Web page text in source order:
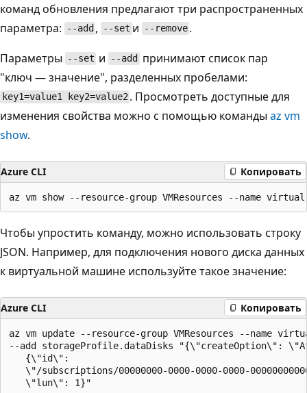
команд обновления предлагают три распространенных
параметра:
--add , --set и --remove .
Параметры
--set и --add принимают список пар
"ключ — значение", разделенных пробелами:
key1=value1 key2=value2 . Просмотреть доступные для
изменения свойства можно с помощью команды az vm
show.
Azure CLI Копировать
Чтобы упростить команду, можно использовать строку
JSON. Например, для подключения нового диска данных
к виртуальной машине используйте такое значение:
Azure CLI Копировать
az vm update --resource-group VMResources --name
--add storageProfile.dataDisks "{\"createOption\":
   {\"id\":
\"/subscriptions/00000000-0000-0000-0000-